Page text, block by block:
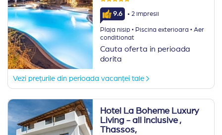
9.6 · 2 impresii
Plaja nisip ·Piscina exterioara ·Aer
conditionat
Cauta oferta in perioada
dorita
Vezi prețurile din perioada vacanței tale
Hotel La Boheme Luxury
Living - all inclusive ,
Thassos,